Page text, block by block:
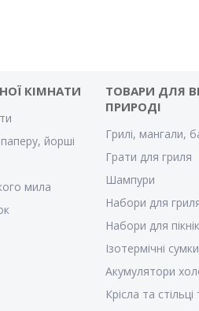
КІМНАТИ
йорші
мила
ТОВАРИ ДЛЯ
ПРИРОДІ
Грилі, мангали,
Грати для гриля
Шампури
Набори для
Набори для
Ізотермічні сумки
Акумулятори
Крісла та стільці